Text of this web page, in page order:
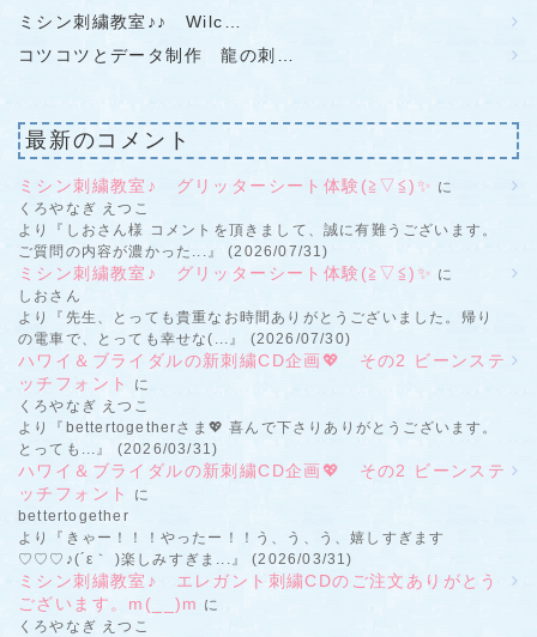
ミシン刺繍教室♪♪ Wilc…
コツコツとデータ制作 龍の刺…
最新のコメント
ミシン刺繍教室♪ グリッターシート体験(≧▽≦)✨ に
くろやなぎ えつこ
より『しおさん様 コメントを頂きまして、誠に有難うございます。
ご質問の内容が濃かった...』 (2026/07/31)
ミシン刺繍教室♪ グリッターシート体験(≧▽≦)✨ に
しおさん
より『先生、とっても貴重なお時間ありがとうございました。帰り
の電車で、とっても幸せな(...』 (2026/07/30)
ハワイ＆ブライダルの新刺繍CD企画💖 その2 ビーンステ
ッチフォント
に
くろやなぎ えつこ
より『bettertogetherさま💖 喜んで下さりありがとうございます。
とっても...』 (2026/03/31)
ハワイ＆ブライダルの新刺繍CD企画💖 その2 ビーンステ
ッチフォント
に
bettertogether
より『きゃー！！！やったー！！う、う、う、嬉しすぎます
♡♡♡♪(´ε｀ )楽しみすぎま...』 (2026/03/31)
ミシン刺繍教室♪ エレガント刺繍CDのご注文ありがとう
ございます。m(__)m に
くろやなぎ えつこ